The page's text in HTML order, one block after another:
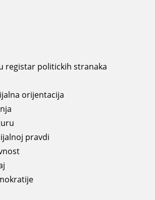
registar politickih stranaka
orijentacija
pravdi